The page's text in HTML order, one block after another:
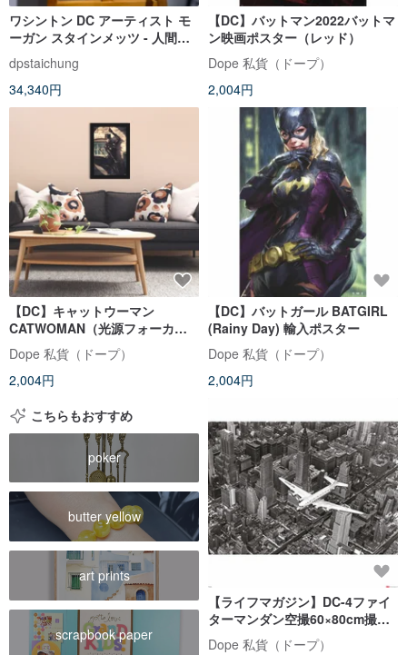
ワシントン DC アーティスト モ
ーガン スタインメッツ - 人間と
猟犬 - エッチング - エッチング
dpstaichung
34,340円
【DC】バットマン2022バットマ
ン映画ポスター（レッド）
Dope 私貨（ドープ）
2,004円
【DC】キャットウーマン
CATWOMAN（光源フォーカ
ス）イギリス輸入ポスター
Dope 私貨（ドープ）
2,004円
【DC】バットガール BATGIRL
(Rainy Day) 輸入ポスター
Dope 私貨（ドープ）
2,004円
こちらもおすすめ
poker
butter yellow
art prints
scrapbook paper
【ライフマガジン】DC-4ファイ
ターマンダン空撮60×80cm撮影
作品
Dope 私貨（ドープ）